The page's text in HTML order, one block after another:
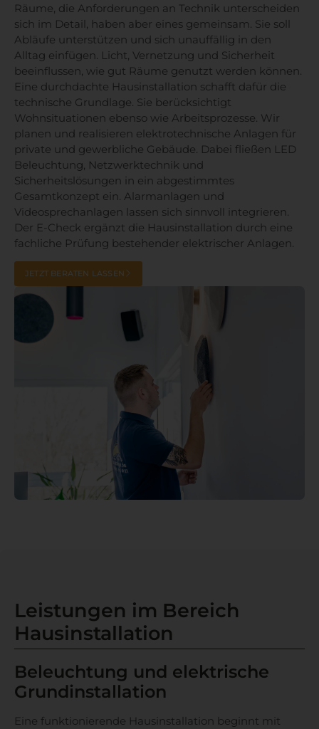
Räume, die Anforderungen an Technik unterscheiden
sich im Detail, haben aber eines gemeinsam. Sie soll
Abläufe unterstützen und sich unauffällig in den
Alltag einfügen. Licht, Vernetzung und Sicherheit
beeinflussen, wie gut Räume genutzt werden können.
Eine durchdachte Hausinstallation schafft dafür die
technische Grundlage. Sie berücksichtigt
Wohnsituationen ebenso wie Arbeitsprozesse. Wir
planen und realisieren elektrotechnische Anlagen für
private und gewerbliche Gebäude. Dabei fließen LED
Beleuchtung, Netzwerktechnik und
Sicherheitslösungen in ein abgestimmtes
Gesamtkonzept ein. Alarmanlagen und
Videosprechanlagen lassen sich sinnvoll integrieren.
Der E-Check ergänzt die Hausinstallation durch eine
fachliche Prüfung bestehender elektrischer Anlagen.
JETZT BERATEN LASSEN
Leistungen im Bereich
Hausinstallation
Beleuchtung und elektrische
Grundinstallation
Eine funktionierende Hausinstallation beginnt mit